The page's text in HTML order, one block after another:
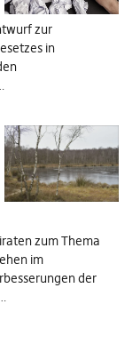
zur
in
zum Thema
im
der